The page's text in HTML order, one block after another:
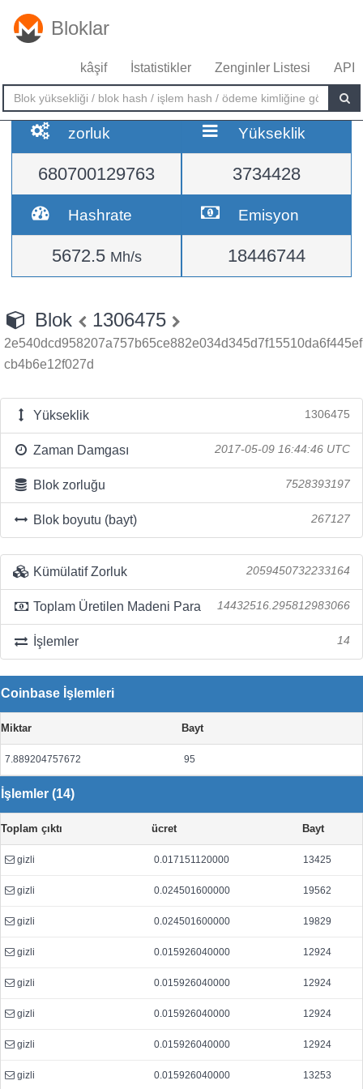
Bloklar
kâşif İstatistikler Zenginler Listesi API
zorluk
680700129763
Yükseklik
3734428
Hashrate
5672.5 Mh/s
Emisyon
18446744
Blok 1306475
2e540dcd958207a757b65ce882e034d345d7f15510da6f445ef
cb4b6e12f027d
Yükseklik 1306475
Zaman Damgası 2017-05-09 16:44:46 UTC
Blok zorluğu 7528393197
Blok boyutu (bayt) 267127
Kümülatif Zorluk 2059450732233164
Toplam Üretilen Madeni Para 14432516.295812983066
İşlemler 14
Coinbase İşlemleri
Miktar Bayt
7.889204757672 95
İşlemler (14)
Toplam çıktı ücret Bayt
gizli 0.017151120000 13425
gizli 0.024501600000 19562
gizli 0.024501600000 19829
gizli 0.015926040000 12924
gizli 0.015926040000 12924
gizli 0.015926040000 12924
gizli 0.015926040000 12924
gizli 0.015926040000 13253